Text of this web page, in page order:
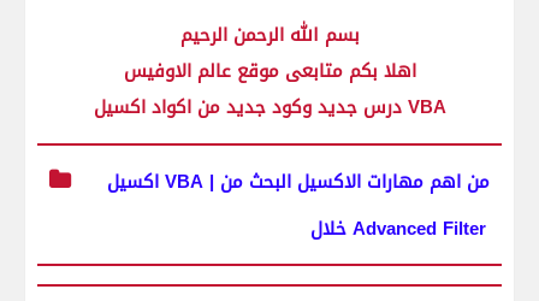
اهلا بكم متابعى موقع عالم الاوفيس
درس جديد وكود جديد من اكواد اكسيل VBA
اكسيل VBA | من اهم مهارات الاكسيل البحث من
خلال Advanced Filter